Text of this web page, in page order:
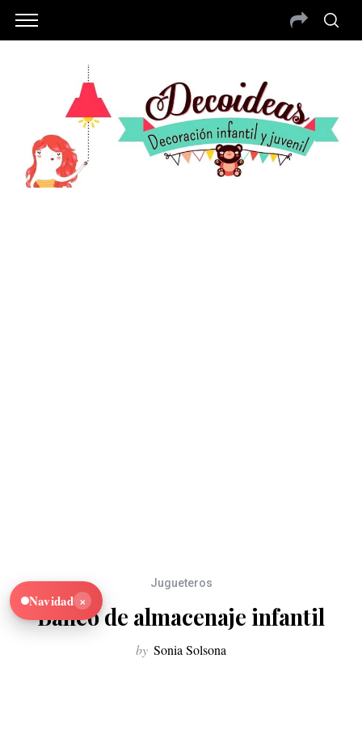
Jugueteros
Banco de almacenaje infantil
by Sonia Solsona
Navidad ×